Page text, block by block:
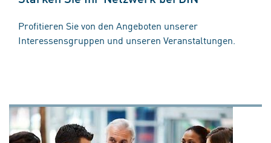
Profitieren Sie von den Angeboten unserer
Interessensgruppen und unseren Veranstaltungen.